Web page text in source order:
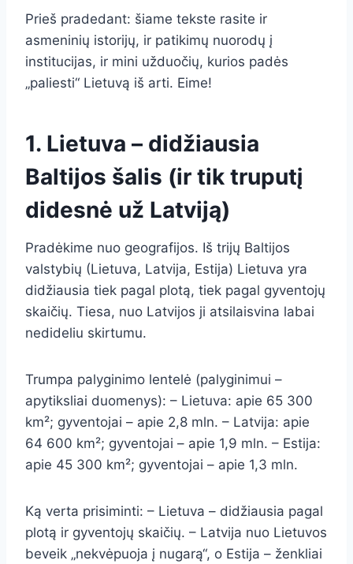
Prieš pradedant: šiame tekste rasite ir
asmeninių istorijų, ir patikimų nuorodų į
institucijas, ir mini užduočių, kurios padės
„paliesti“ Lietuvą iš arti. Eime!
1. Lietuva – didžiausia
Baltijos šalis (ir tik truputį
didesnė už Latviją)
Pradėkime nuo geografijos. Iš trijų Baltijos
valstybių (Lietuva, Latvija, Estija) Lietuva yra
didžiausia tiek pagal plotą, tiek pagal gyventojų
skaičių. Tiesa, nuo Latvijos ji atsilaisvina labai
nedideliu skirtumu.
Trumpa palyginimo lentelė (palyginimui –
apytiksliai duomenys): – Lietuva: apie 65 300
km²; gyventojai – apie 2,8 mln. – Latvija: apie
64 600 km²; gyventojai – apie 1,9 mln. – Estija:
apie 45 300 km²; gyventojai – apie 1,3 mln.
Ką verta prisiminti: – Lietuva – didžiausia pagal
plotą ir gyventojų skaičių. – Latvija nuo Lietuvos
beveik „nekvėpuoja į nugarą“, o Estija – ženkliai